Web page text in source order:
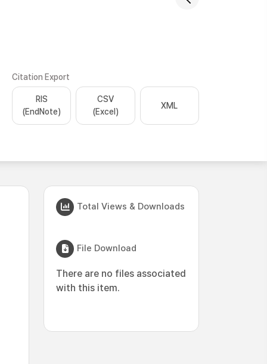
Citation Export
RIS
(EndNote)
CSV
(Excel)
XML
Total Views & Downloads
File Download
There are no files associated
with this item.